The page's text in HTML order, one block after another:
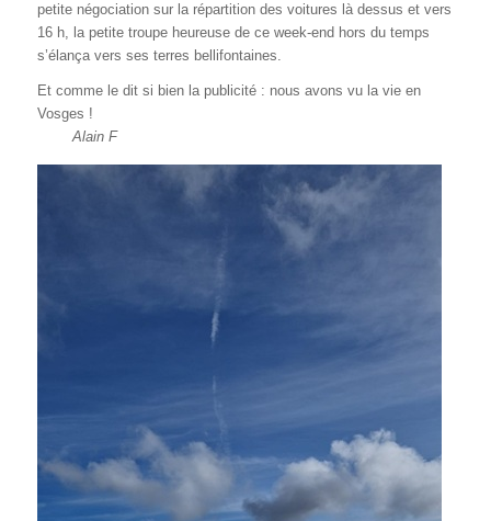
petite négociation sur la répartition des voitures là dessus et vers
16 h, la petite troupe heureuse de ce week-end hors du temps
s’élança vers ses terres bellifontaines.
Et comme le dit si bien la publicité : nous avons vu la vie en
Vosges !
Alain F